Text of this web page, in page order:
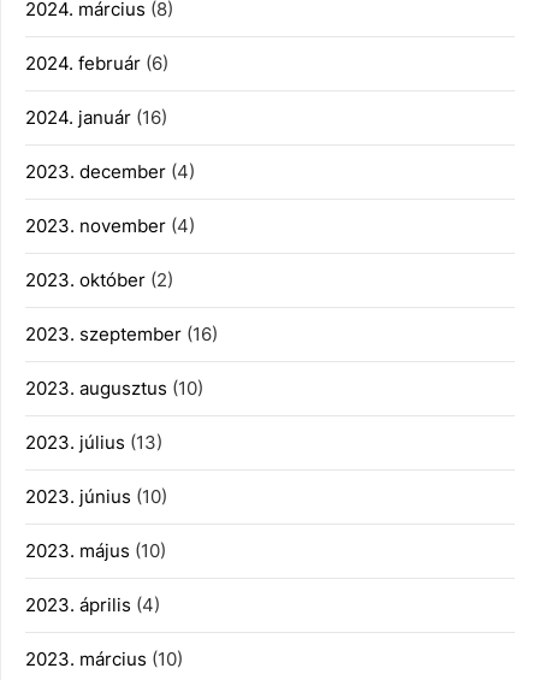
2024. március (8)
2024. február (6)
2024. január (16)
2023. december (4)
2023. november (4)
2023. október (2)
2023. szeptember (16)
2023. augusztus (10)
2023. július (13)
2023. június (10)
2023. május (10)
2023. április (4)
2023. március (10)